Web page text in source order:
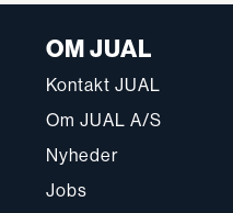
OM JUAL
Kontakt JUAL
Om JUAL A/S
Nyheder
Jobs